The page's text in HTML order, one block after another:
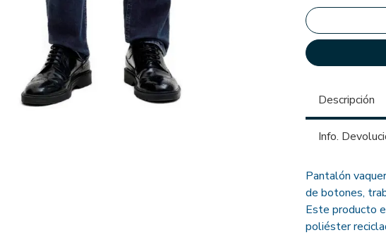
Descripción
Info.
Pantalón
de botones,
Este producto
poliéster